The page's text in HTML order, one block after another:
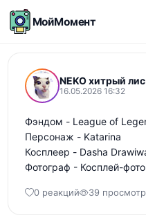
МойМомент
NEKO хитрый
16.05.2026 16:32
Фэндом - League of
Персонаж - Katarina
Косплеер - Dasha
Фотограф - Косплей-
0 реакций 39